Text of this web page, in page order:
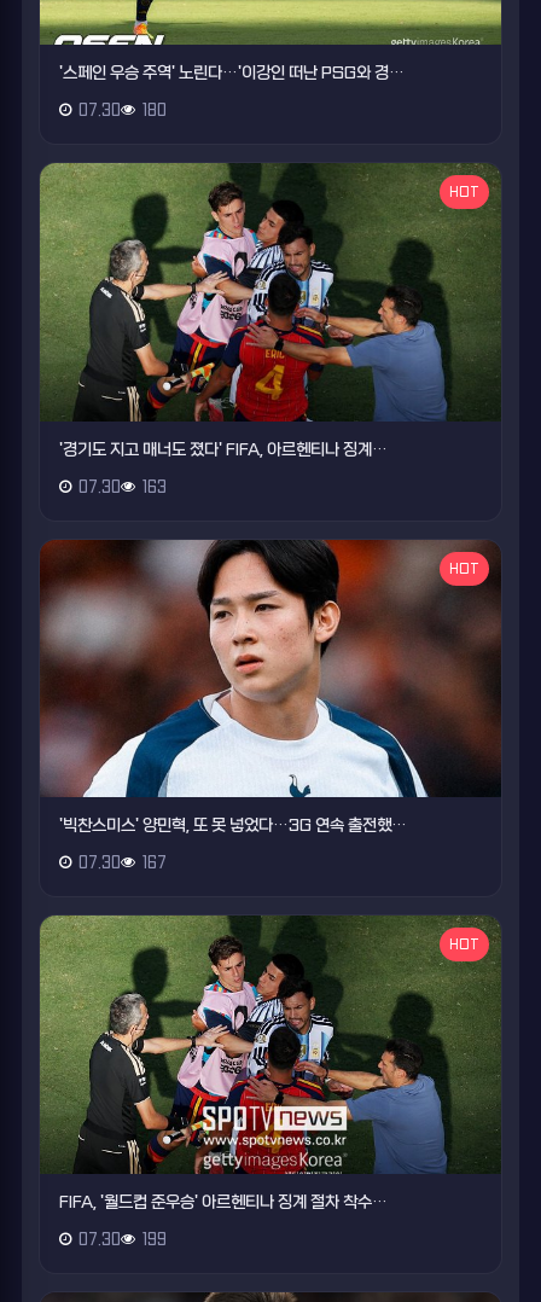
'스페인 우승 주역' 노린다…'이강인 떠난 PSG와 경…
07.30 180
HOT
'경기도 지고 매너도 졌다' FIFA, 아르헨티나 징계…
07.30 163
HOT
'빅찬스미스' 양민혁, 또 못 넣었다…3G 연속 출전했…
07.30 167
HOT
FIFA, '월드컵 준우승' 아르헨티나 징계 절차 착수…
07.30 199